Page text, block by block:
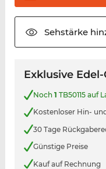
Sehstärke
Exklusive
Noch 1 TB50115 auf
Kostenloser Hin-
30 Tage
Günstige Preise
Kauf auf Rechnung